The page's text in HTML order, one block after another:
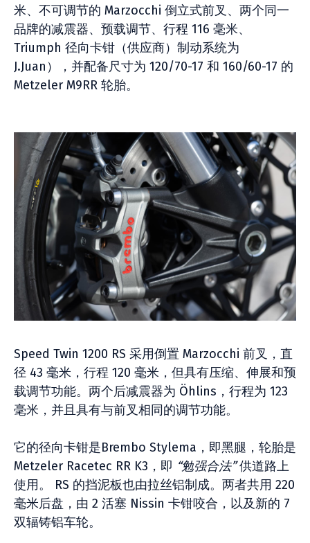
米、不可调节的 Marzocchi 倒立式前叉、两个同一
品牌的减震器、预载调节、行程 116 毫米、
Triumph 径向卡钳（供应商）制动系统为
J.Juan），并配备尺寸为 120/70-17 和 160/60-17 的
Metzeler M9RR 轮胎。
Speed Twin 1200 RS 采用倒置 Marzocchi 前叉，直
径 43 毫米，行程 120 毫米，但具有压缩、伸展和预
载调节功能。两个后减震器为 Öhlins，行程为 123
毫米，并且具有与前叉相同的调节功能。
它的径向卡钳是Brembo Stylema，即黑腿，轮胎是
Metzeler Racetec RR K3，即 “勉强合法”供道路上
使用。 RS 的挡泥板也由拉丝铝制成。两者共用 220
毫米后盘，由 2 活塞 Nissin 卡钳咬合，以及新的 7
双辐铸铝车轮。